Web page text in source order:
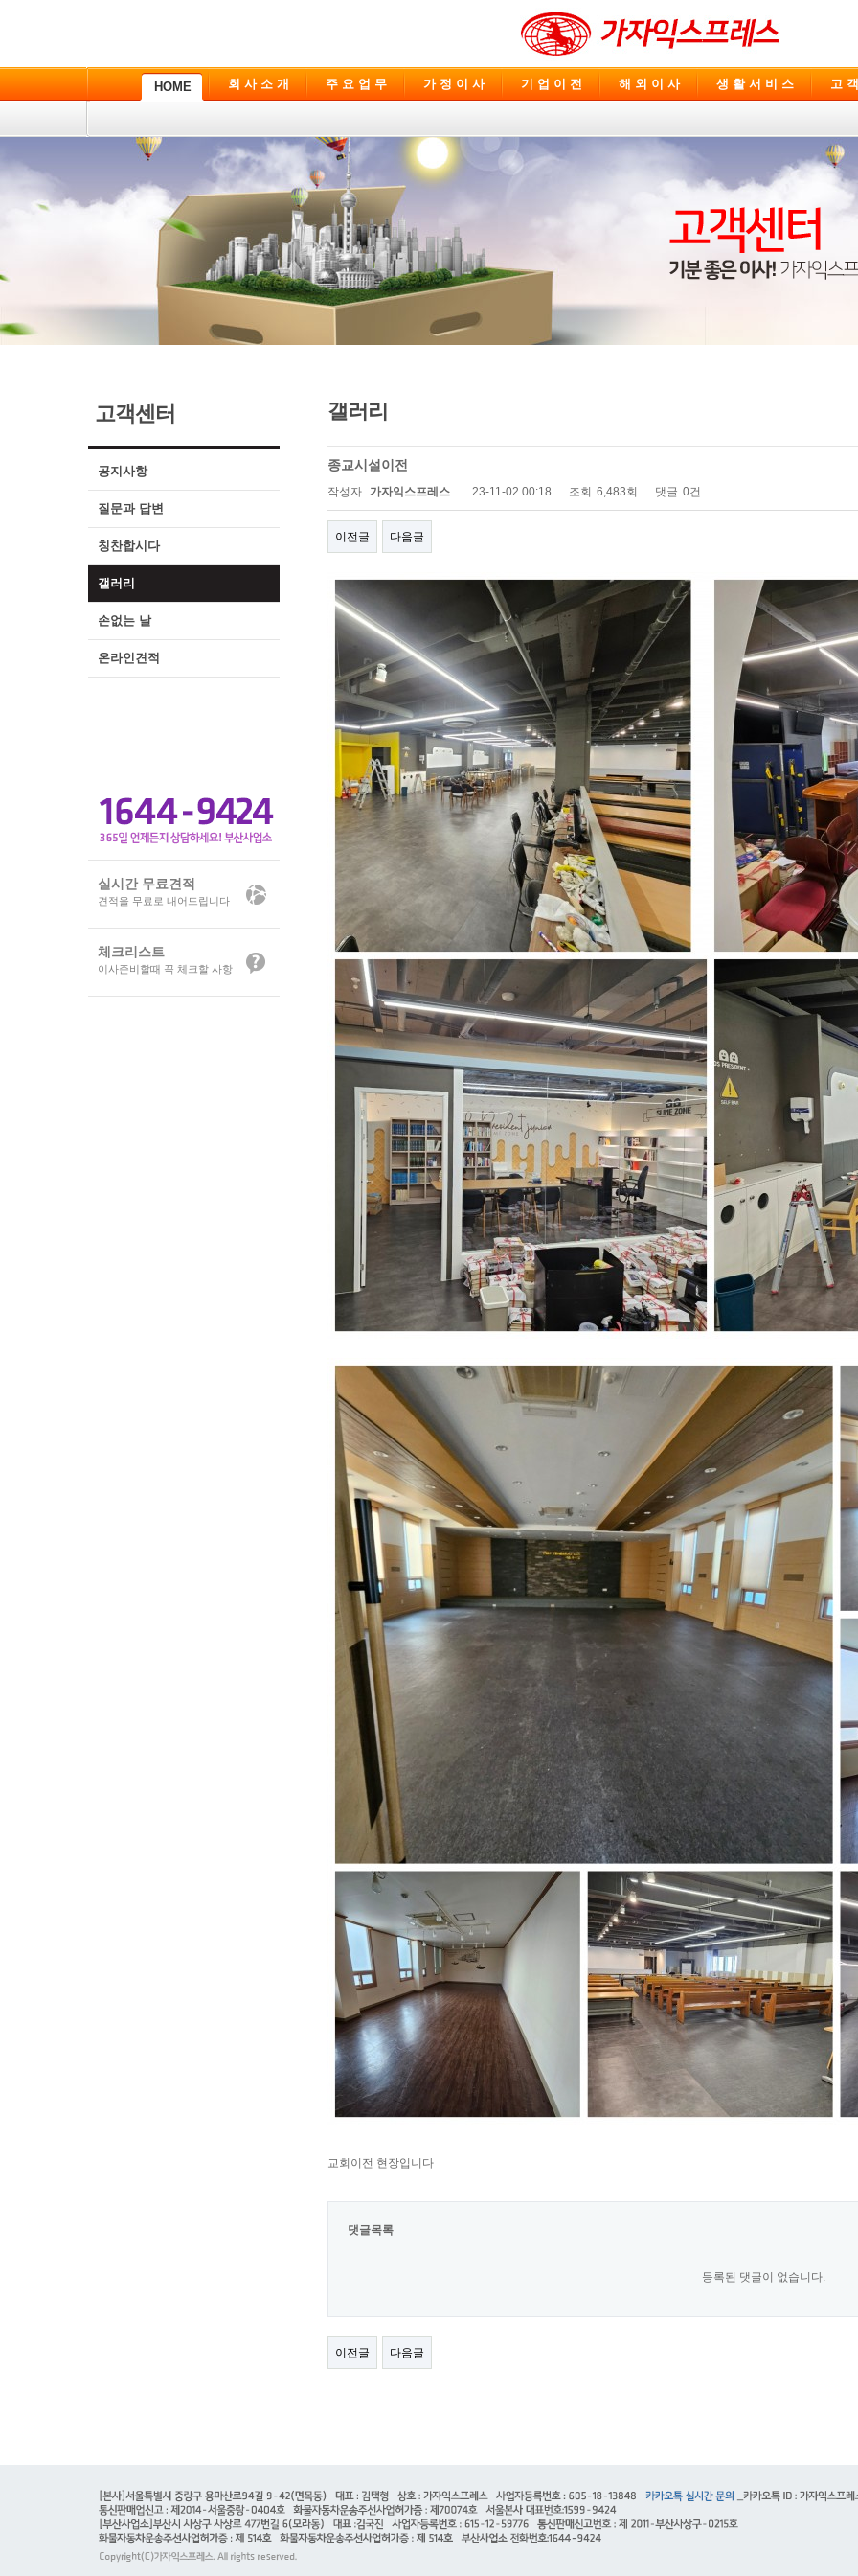
HOME 회 사 소 개 주 요 업 무 가 정 이 사 기 업 이 전 해 외 이 사 생 활 서 비 스 고
고객센터
공지사항
질문과 답변
칭찬합시다
갤러리
손없는 날
온라인견적
실시간 무료견적
견적을 무료로 내어드립니다
체크리스트
이사준비할때 꼭 체크할 사항
갤러리
종교시설이전
작성자 가자익스프레스 23-11-02 00:18 조회 6,483회 댓글 0건
이전글 다음글
교회이전 현장입니다
댓글목록
등록된 댓글이 없습니다.
이전글 다음글